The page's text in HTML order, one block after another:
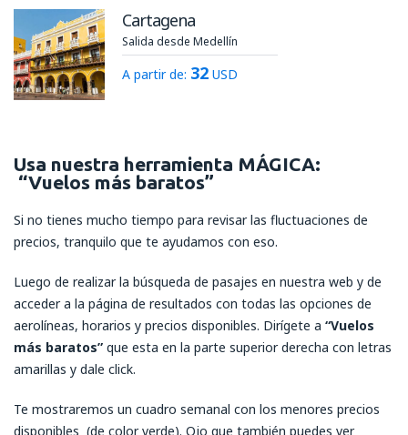
Cartagena
Salida desde Medellín
A partir de: 32 USD
Usa nuestra herramienta MÁGICA:
“Vuelos más baratos”
Si no tienes mucho tiempo para revisar las fluctuaciones de
precios, tranquilo que te ayudamos con eso.
Luego de realizar la búsqueda de pasajes en nuestra web y de
acceder a la página de resultados con todas las opciones de
aerolíneas, horarios y precios disponibles. Dirígete a “Vuelos
más baratos” que esta en la parte superior derecha con letras
amarillas y dale click.
Te mostraremos un cuadro semanal con los menores precios
disponibles (de color verde). Ojo que también puedes ver